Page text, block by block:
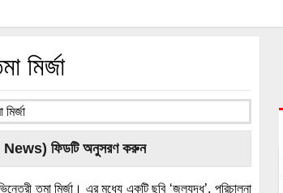
মির্জা
News) ফিডটি অনুসরণ করুন
তমা মির্জা। এর মধ্যে একটি ছবি ‘জলযুদ্ধ’, পরিচালনা